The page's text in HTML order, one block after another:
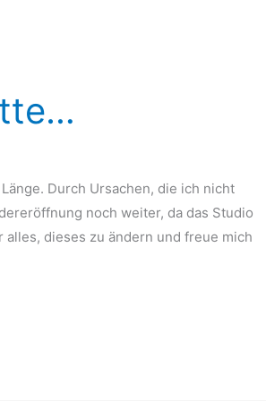
Durch Ursachen, die ich nicht
noch weiter, da das Studio
dieses zu ändern und freue mich